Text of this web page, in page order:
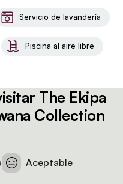
Servicio de lavandería
Piscina al aire libre
The Ekipa
Collection
Aceptable